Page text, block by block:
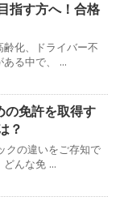
指す方へ！合格
齢化、ドライバー不
る中で、 ...
免許を取得す
？
クの違いをご存知で
んな免 ...